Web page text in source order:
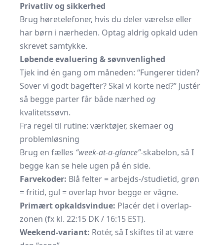
Privatliv og sikkerhed
Brug høretelefoner, hvis du deler værelse eller
har børn i nærheden. Optag aldrig opkald uden
skrevet samtykke.
Løbende evaluering & søvnvenlighed
Tjek ind én gang om måneden: “Fungerer tiden?
Sover vi godt bagefter? Skal vi korte ned?” Justér
så begge parter får både nærhed og
kvalitetssøvn.
Fra regel til rutine: værktøjer, skemaer og
problemløsning
Brug en fælles “week-at-a-glance”-skabelon, så I
begge kan se hele ugen på én side.
Farvekoder: Blå felter = arbejds-/studietid, grøn
= fritid, gul = overlap hvor begge er vågne.
Primært opkaldsvindue: Placér det i overlap-
zonen (fx kl. 22:15 DK / 16:15 EST).
Weekend-variant: Rotér, så I skiftes til at være